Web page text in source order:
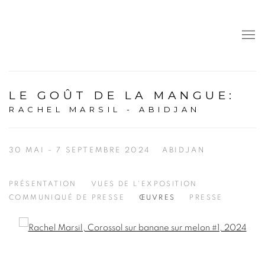
LE GOÛT DE LA MANGUE :
RACHEL MARSIL - ABIDJAN
30 MAI - 7 SEPTEMBRE 2024 ABIDJAN
PRÉSENTATION
VUES DE L'EXPOSITION
COMMUNIQUÉ DE PRESSE
ŒUVRES PRESSE
Open a larger version of the following image in a popup: